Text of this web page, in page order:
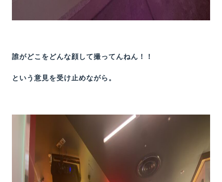
誰がどこをどんな顔して撮ってんねん！！
という意見を受け止めながら。